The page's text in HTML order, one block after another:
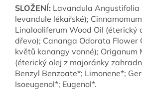
SLOŽENÍ: Lavandula Angustifolia
levandule lékařské);
Linalooliferum Wood Oil (éterický
dřevo); Cananga Odorata Flower
květů kanangy vonné); Origanum
(éterický olej z majoránky
Benzyl Benzoate*; Limonene*;
Isoeugenol*; Eugenol*.